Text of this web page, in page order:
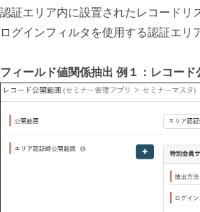
認証エリア内に設置されたレコードリ
ログインフィルタを使用する認証エリ
フィールド値関係抽出 例１：レコー